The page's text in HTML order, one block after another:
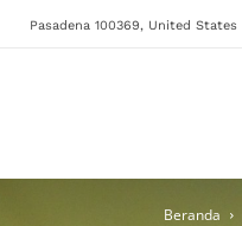
Pasadena 100369, United States
Beranda